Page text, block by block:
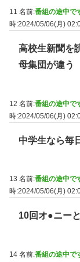
11 名前:番組の途中で
時:2024/05/06(月)
高校生新聞を
母集団が違う
12 名前:番組の途中で
時:2024/05/06(月)
中学生なら毎
13 名前:番組の途中で
時:2024/05/06(月)
10回オ●ニー
14 名前:番組の途中で